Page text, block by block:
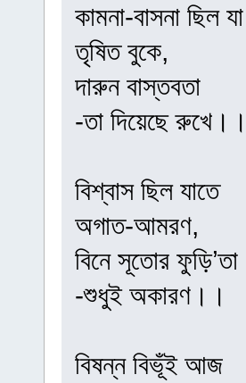
কামনা-বাসনা ছিল যা
তৃষিত বুকে,
দারুন বাস্তবতা
-তা দিয়েছে রুখে।।
বিশ্বাস ছিল যাতে
অগাত-আমরণ,
বিনে সূতোর ফুড়ি’তা
-শুধুই অকারণ।।
বিষন্ন বিভূঁই আজ